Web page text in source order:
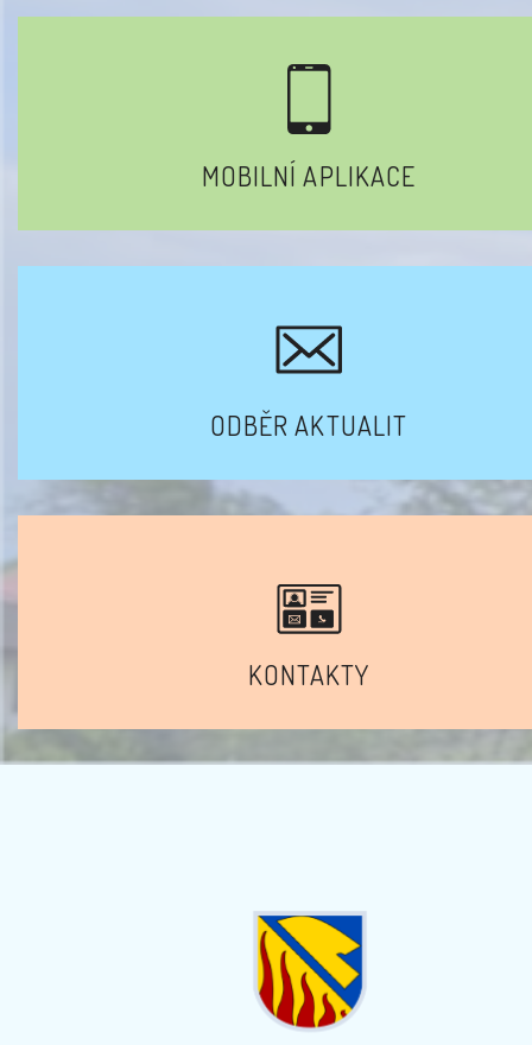
MOBILNÍ APLIKACE
ODBĚR AKTUALIT
KONTAKTY